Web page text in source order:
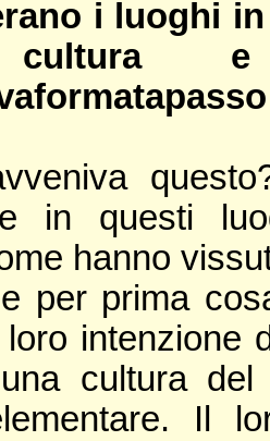
i luoghi
cultura
in questi
hanno
per prima
intenzione
cultura
Il